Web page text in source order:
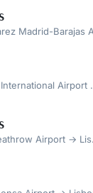
Afonso Pena